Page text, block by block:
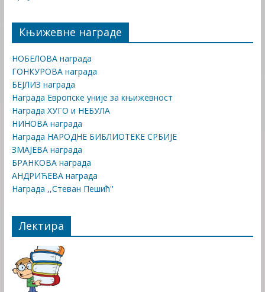
Књижевне награде
НОБЕЛОВА награда
ГОНКУРОВА награда
БЕЈЛИЗ награда
Награда Европске уније за књижевност
Награда ХУГО и НЕБУЛА
НИНОВА награда
Награда НАРОДНЕ БИБЛИОТЕКЕ СРБИЈЕ
ЗМАЈЕВА награда
БРАНКОВА награда
АНДРИЋЕВА награда
Награда ,,Стеван Пешић''
Лектира